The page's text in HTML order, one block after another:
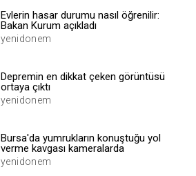
1 ay
.web.tv
İsimsiz ziyaretçi için site içeriği
Evlerin hasar durumu nasıl öğrenilir:
Bakan Kurum açıkladı
yenidonem
Depremin en dikkat çeken görüntüsü
ortaya çıktı
yenidonem
Bursa'da yumrukların konuştuğu yol
verme kavgası kameralarda
yenidonem